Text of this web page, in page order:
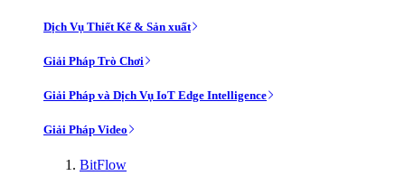
Dịch Vụ Thiết Kế & Sản xuất
Giải Pháp Trò Chơi
Giải Pháp và Dịch Vụ IoT Edge Intelligence
Giải Pháp Video
BitFlow